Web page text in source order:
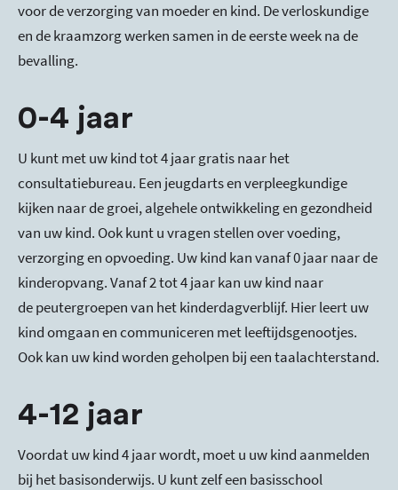
voor de verzorging van moeder en kind. De verloskundige
en de kraamzorg werken samen in de eerste week na de
bevalling.
0-4 jaar
U kunt met uw kind tot 4 jaar gratis naar het
consultatiebureau. Een jeugdarts en verpleegkundige
kijken naar de groei, algehele ontwikkeling en gezondheid
van uw kind. Ook kunt u vragen stellen over voeding,
verzorging en opvoeding. Uw kind kan vanaf 0 jaar naar de
kinderopvang. Vanaf 2 tot 4 jaar kan uw kind naar
de peutergroepen van het kinderdagverblijf. Hier leert uw
kind omgaan en communiceren met leeftijdsgenootjes.
Ook kan uw kind worden geholpen bij een taalachterstand.
4-12 jaar
Voordat uw kind 4 jaar wordt, moet u uw kind aanmelden
bij het basisonderwijs. U kunt zelf een basisschool